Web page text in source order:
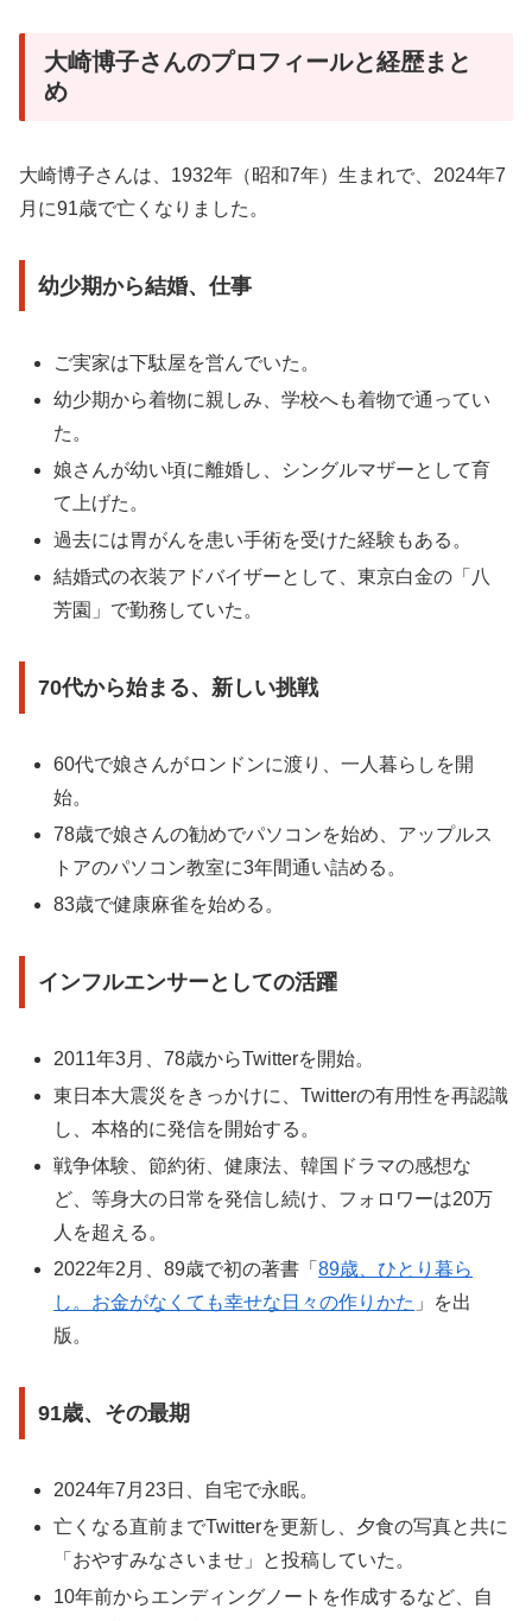
大崎博子さんのプロフィールと経歴まと
め
大崎博子さんは、1932年（昭和7年）生まれで、2024年7
月に91歳で亡くなりました。
幼少期から結婚、仕事
ご実家は下駄屋を営んでいた。
幼少期から着物に親しみ、学校へも着物で通ってい
た。
娘さんが幼い頃に離婚し、シングルマザーとして育
て上げた。
過去には胃がんを患い手術を受けた経験もある。
結婚式の衣装アドバイザーとして、東京白金の「八
芳園」で勤務していた。
70代から始まる、新しい挑戦
60代で娘さんがロンドンに渡り、一人暮らしを開
始。
78歳で娘さんの勧めでパソコンを始め、アップルス
トアのパソコン教室に3年間通い詰める。
83歳で健康麻雀を始める。
インフルエンサーとしての活躍
2011年3月、78歳からTwitterを開始。
東日本大震災をきっかけに、Twitterの有用性を再認識
し、本格的に発信を開始する。
戦争体験、節約術、健康法、韓国ドラマの感想な
ど、等身大の日常を発信し続け、フォロワーは20万
人を超える。
2022年2月、89歳で初の著書「89歳、ひとり暮ら
し。お金がなくても幸せな日々の作りかた 」を出
版。
91歳、その最期
2024年7月23日、自宅で永眠。
亡くなる直前までTwitterを更新し、夕食の写真と共に
「おやすみなさいませ」と投稿していた。
10年前からエンディングノートを作成するなど、自